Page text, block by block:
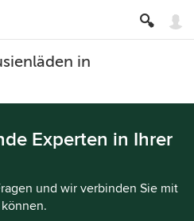
in
Experten in Ihrer
und wir verbinden Sie mit